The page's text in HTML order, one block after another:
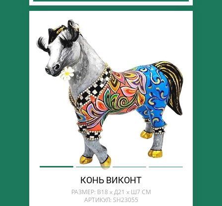
КОНЬ ВИКОНТ
РАЗМЕР: В18 х Д21 х Ш7 СМ
АРТИКУЛ: SH23055